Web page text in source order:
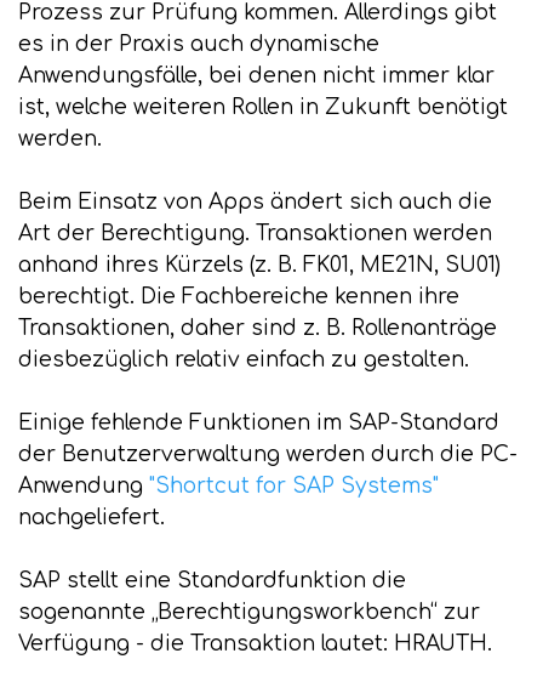
Prozess zur Prüfung kommen. Allerdings gibt
es in der Praxis auch dynamische
Anwendungsfälle, bei denen nicht immer klar
ist, welche weiteren Rollen in Zukunft benötigt
werden.
Beim Einsatz von Apps ändert sich auch die
Art der Berechtigung. Transaktionen werden
anhand ihres Kürzels (z. B. FK01, ME21N, SU01)
berechtigt. Die Fachbereiche kennen ihre
Transaktionen, daher sind z. B. Rollenanträge
diesbezüglich relativ einfach zu gestalten.
Einige fehlende Funktionen im SAP-Standard
der Benutzerverwaltung werden durch die PC-
Anwendung "Shortcut for SAP Systems"
nachgeliefert.
SAP stellt eine Standardfunktion die
sogenannte „Berechtigungsworkbench“ zur
Verfügung - die Transaktion lautet: HRAUTH.